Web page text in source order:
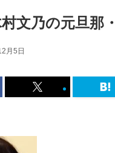
文乃の元旦那
月5日